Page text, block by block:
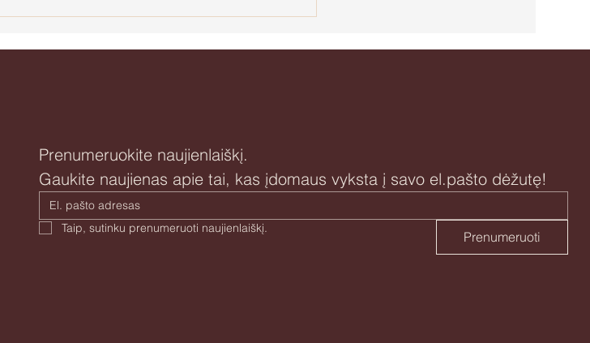
Apie Natūralią motinystę
Prenumeruokite naujienlaiškį.
Gaukite naujienas apie tai, kas įdomaus vyksta į savo el.pašto dėžutę!
Prenumeruoti